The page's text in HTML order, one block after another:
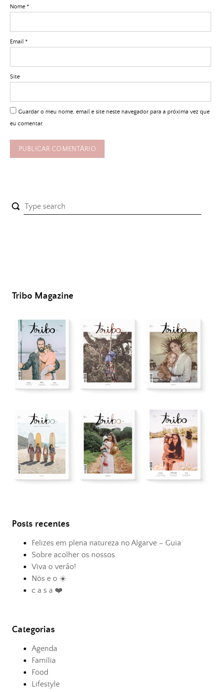
Nome *
Email *
Site
Guardar o meu nome, email e site neste navegador para a próxima vez que
eu comentar.
Tribo Magazine
Posts recentes
Felizes em plena natureza no Algarve – Guia
Sobre acolher os nossos
Viva o verão!
Nós e o ☀️
c a s a ❤️
Categorias
Agenda
Família
Food
Lifestyle